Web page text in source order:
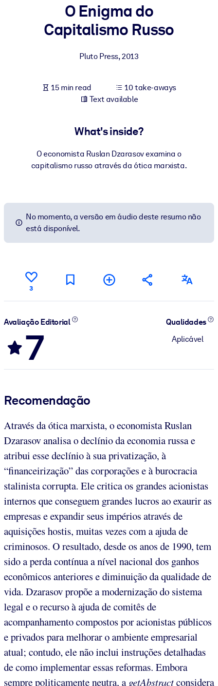
BY SYSTEM
For LMS/LXP
Enrich your corporate library with trusted, ready-to-use business
outputs.
O Enigma do
Capitalismo Russo
Pluto Press,2013
15 min read
10 take-aways
Text available
What's inside?
O economista Ruslan Dzarasov examina o
capitalismo russo através da ótica marxista.
No momento, a versão em áudio deste resumo não
está disponível.
3
Avaliação Editorial
7
Qualidades
Aplicável
Recomendação
Através da ótica marxista, o economista Ruslan
Dzarasov analisa o declínio da economia russa e
atribui esse declínio à sua privatização, à
“financeirização” das corporações e à burocracia
stalinista corrupta. Ele critica os grandes acionistas
internos que conseguem grandes lucros ao exaurir as
empresas e expandir seus impérios através de
aquisições hostis, muitas vezes com a ajuda de
criminosos. O resultado, desde os anos de 1990, tem
sido a perda contínua a nível nacional dos ganhos
econômicos anteriores e diminuição da qualidade de
vida. Dzarasov propõe a modernização do sistema
legal e o recurso à ajuda de comitês de
acompanhamento compostos por acionistas públicos
e privados para melhorar o ambiente empresarial
atual; contudo, ele não inclui instruções detalhadas
de como implementar essas reformas. Embora
sempre politicamente neutra, a getAbstractconsidera